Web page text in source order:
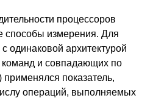
процессоров
способы измерения. Для
одинаковой архитектурой
команд и совпадающих по
показатель,
операций, выполняемых